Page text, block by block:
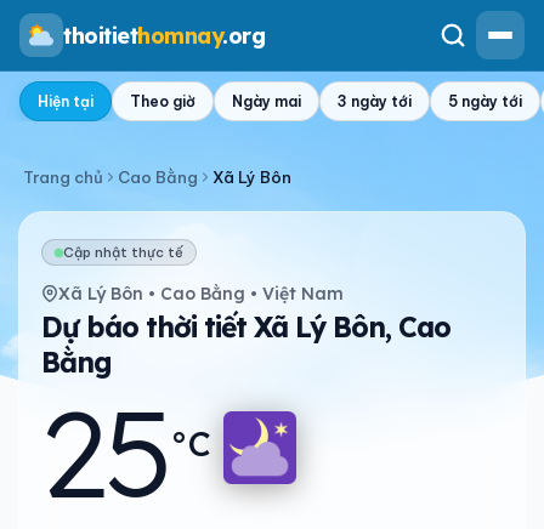
thoitiethomnay.org
Hiện tại Theo giờ Ngày mai 3 ngày tới 5 ngày tới
Trang chủ Cao Bằng Xã Lý Bôn
Cập nhật thực tế
Xã Lý Bôn • Cao Bằng • Việt Nam
Dự báo thời tiết Xã Lý Bôn, Cao
Bằng
25°C